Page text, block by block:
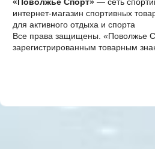
интернет-магазин спортивных
для активного отдыха и спорта
Все права защищены. «Поволжье
зарегистрированным товарным